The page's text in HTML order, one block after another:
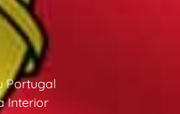
Portugal
Interior